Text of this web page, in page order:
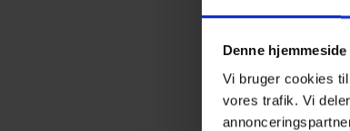
Denne
Vi bruger cookies
vores trafik. Vi